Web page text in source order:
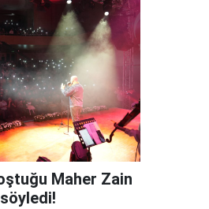
Maher Zain